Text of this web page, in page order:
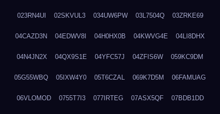
023RN4UI 02SKVUL3 034UW6PW 03L7504Q 03ZRKE69
04CAZD3N 04EDWV8I 04H0HX0B 04KWVG4E 04LI8DHX
04N4JN2X 04QX9S1E 04YFC57J 04ZFIS6W 059KC9DM
05G55WBQ 05IXW4Y0 05T6CZAL 069K7D5M 06FAMUAG
06VLOMOD 0755T7I3 077IRTEG 07ASX5QF 07BDB1DD